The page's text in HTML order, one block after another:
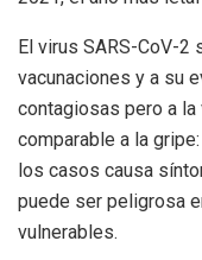
El virus SARS-CoV-2
vacunaciones y a su
contagiosas pero a
comparable a la
los casos causa
puede ser peligrosa
vulnerables.